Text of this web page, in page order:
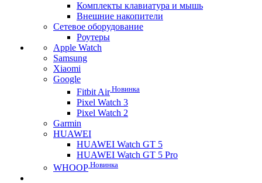
Комплекты клавиатура и мышь
Внешние накопители
Сетевое оборудование
Роутеры
Apple Watch
Samsung
Xiaomi
Google
Fitbit AirНовинка
Pixel Watch 3
Pixel Watch 2
Garmin
HUAWEI
HUAWEI Watch GT 5
HUAWEI Watch GT 5 Pro
WHOOP Новинка